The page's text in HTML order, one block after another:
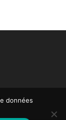
données